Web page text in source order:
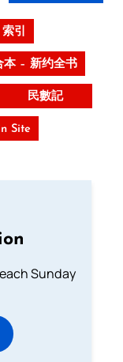
引
本 – 新约全书
民數記
Site
Sunday